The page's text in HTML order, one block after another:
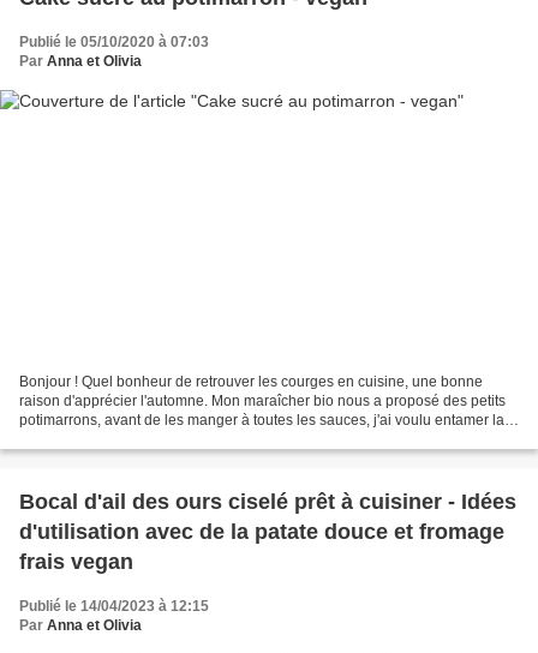
Publié le 05/10/2020 à 07:03
Par Anna et Olivia
Bonjour ! Quel bonheur de retrouver les courges en cuisine, une bonne
raison d'apprécier l'automne. Mon maraîcher bio nous a proposé des petits
potimarrons, avant de les manger à toutes les sauces, j'ai voulu entamer la
Bocal d'ail des ours ciselé prêt à cuisiner - Idées
d'utilisation avec de la patate douce et fromage
frais vegan
Publié le 14/04/2023 à 12:15
Par Anna et Olivia